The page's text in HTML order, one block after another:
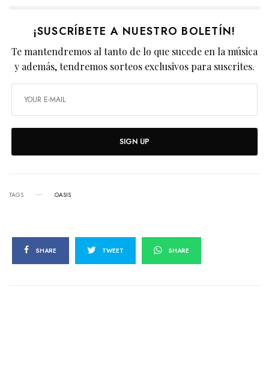
¡SUSCRÍBETE A NUESTRO BOLETÍN!
Te mantendremos al tanto de lo que sucede en la música
y además, tendremos sorteos exclusivos para suscrites.
SIGN UP
TAGS OASIS
SHARE TWEET SHARE